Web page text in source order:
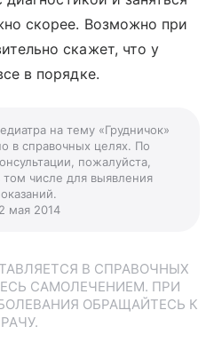
скорее. Возможно при
скажет, что у
в порядке.
на тему «Грудничок»
в справочных целях. По
пожалуйста,
том числе для выявления
мая 2014
В СПРАВОЧНЫХ
САМОЛЕЧЕНИЕМ. ПРИ
ОБРАЩАЙТЕСЬ К